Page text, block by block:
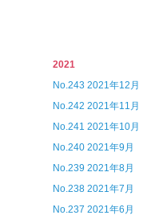
2021
No.243 2021年12月
No.242 2021年11月
No.241 2021年10月
No.240 2021年9月
No.239 2021年8月
No.238 2021年7月
No.237 2021年6月